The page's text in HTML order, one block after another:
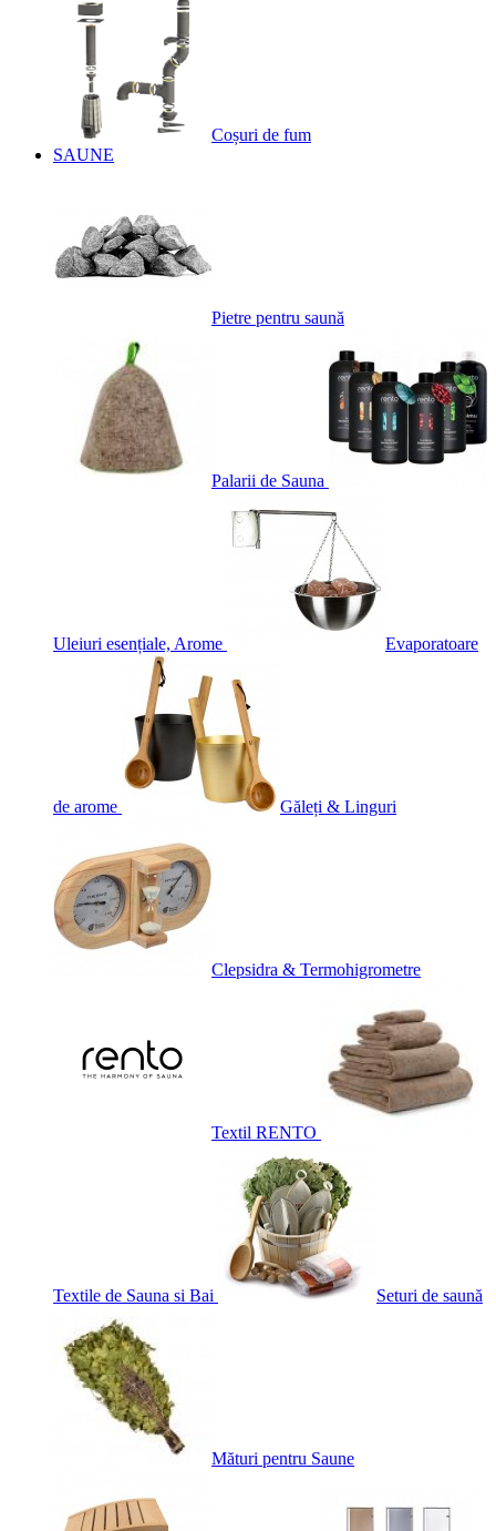
Coșuri de fum
SAUNE
Pietre pentru saună
Palarii de Sauna
Uleiuri esențiale, Arome Evaporatoare
de arome Găleți & Linguri
Clepsidra & Termohigrometre
Textil RENTO
Textile de Sauna si Bai Seturi de saună
Mături pentru Saune